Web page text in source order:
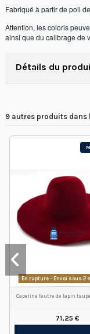
Fabriqué à partir de poil
Attention, les coloris
ainsi que du calibrage de
Détails du
9 autres produits dans
En rupture - Envoi sous 2
Capeline feutre de lapin
71,25 €